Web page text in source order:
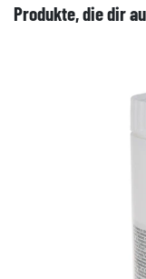
Produkte, die dir